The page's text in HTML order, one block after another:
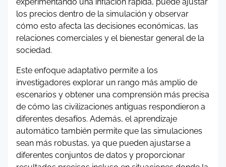
los precios dentro de la simulación y observar
cómo esto afecta las decisiones económicas, las
relaciones comerciales y el bienestar general de la
sociedad.
Este enfoque adaptativo permite a los
investigadores explorar un rango más amplio de
escenarios y obtener una comprensión más precisa
de cómo las civilizaciones antiguas respondieron a
diferentes desafíos. Además, el aprendizaje
automático también permite que las simulaciones
sean más robustas, ya que pueden ajustarse a
diferentes conjuntos de datos y proporcionar